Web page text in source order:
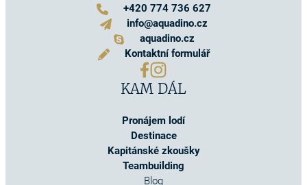
+420 774 736 627
info@aquadino.cz
aquadino.cz
Kontaktní formulář
KAM DÁL
Pronájem lodí
Destinace
Kapitánské zkoušky
Teambuilding
Blog